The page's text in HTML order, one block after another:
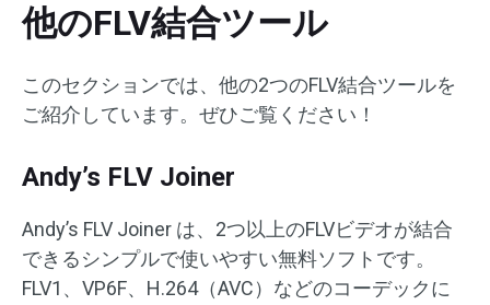
他のFLV結合ツール
このセクションでは、他の2つのFLV結合ツールを
ご紹介しています。ぜひご覧ください！
Andy’s FLV Joiner
Andy’s FLV Joiner は、2つ以上のFLVビデオが結合
できるシンプルで使いやすい無料ソフトです。
FLV1、VP6F、H.264（AVC）などのコーデックに